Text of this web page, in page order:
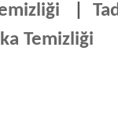
Temizliği